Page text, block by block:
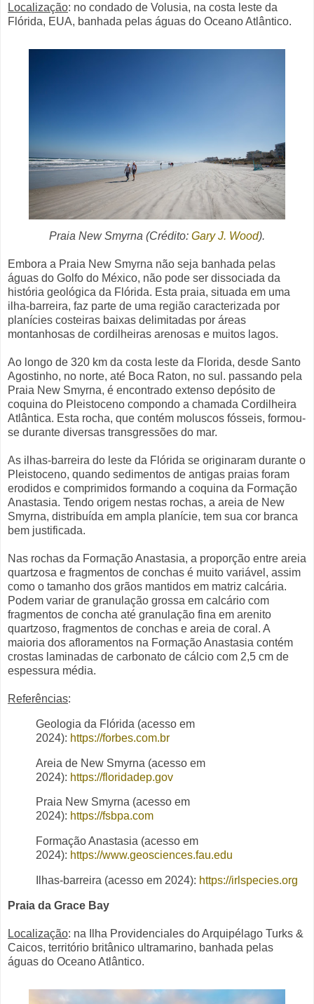
Localização: no condado de Volusia, na costa leste da
Flórida, EUA, banhada pelas águas do Oceano Atlântico.
Praia New Smyrna (Crédito: Gary J. Wood).
Embora a Praia New Smyrna não seja banhada pelas
águas do Golfo do México, não pode ser dissociada da
história geológica da Flórida. Esta praia, situada em uma
ilha-barreira, faz parte de uma região caracterizada por
planícies costeiras baixas delimitadas por áreas
montanhosas de cordilheiras arenosas e muitos lagos.
Ao longo de 320 km da costa leste da Florida, desde Santo
Agostinho, no norte, até Boca Raton, no sul. passando pela
Praia New Smyrna, é encontrado extenso depósito de
coquina do Pleistoceno compondo a chamada Cordilheira
Atlântica. Esta rocha, que contém moluscos fósseis, formou-
se durante diversas transgressões do mar.
As ilhas-barreira do leste da Flórida se originaram durante o
Pleistoceno, quando sedimentos de antigas praias foram
erodidos e comprimidos formando a coquina da Formação
Anastasia. Tendo origem nestas rochas, a areia de New
Smyrna, distribuída em ampla planície, tem sua cor branca
bem justificada.
Nas rochas da Formação Anastasia, a proporção entre areia
quartzosa e fragmentos de conchas é muito variável, assim
como o tamanho dos grãos mantidos em matriz calcária.
Podem variar de granulação grossa em calcário com
fragmentos de concha até granulação fina em arenito
quartzoso, fragmentos de conchas e areia de coral. A
maioria dos afloramentos na Formação Anastasia contém
crostas laminadas de carbonato de cálcio com 2,5 cm de
espessura média.
Referências:
Geologia da Flórida (acesso em
2024): https://forbes.com.br
Areia de New Smyrna (acesso em
2024): https://floridadep.gov
Praia New Smyrna (acesso em
2024): https://fsbpa.com
Formação Anastasia (acesso em
2024): https://www.geosciences.fau.edu
Ilhas-barreira (acesso em 2024): https://irlspecies.org
Praia da Grace Bay
Localização: na Ilha Providenciales do Arquipélago Turks &
Caicos, território britânico ultramarino, banhada pelas
águas do Oceano Atlântico.